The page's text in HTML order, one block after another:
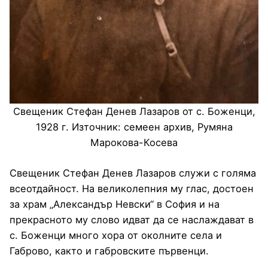
Свещеник Стефан Денев Лазаров от с. Боженци,
1928 г. Източник: семеен архив, Румяна
Марокова-Косева
Свещеник Стефан Денев Лазаров служи с голяма
всеотдайност. На великолепния му глас, достоен
за храм „Александър Невски“ в София и на
прекрасното му слово идват да се наслаждават в
с. Боженци много хора от околните села и
Габрово, както и габровските първенци.